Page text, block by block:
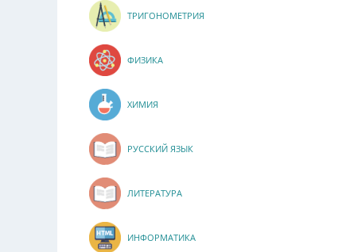
ТРИГОНОМЕТРИЯ
ФИЗИКА
ХИМИЯ
РУССКИЙ ЯЗЫК
ЛИТЕРАТУРА
ИНФОРМАТИКА